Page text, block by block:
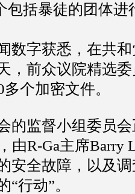
包括暴徒的团体进
数字获悉，在共
，前众议院精选
个加密文件。
的监督小组委员
由R-Ga主席Barry
安全故障，以及
行动”。